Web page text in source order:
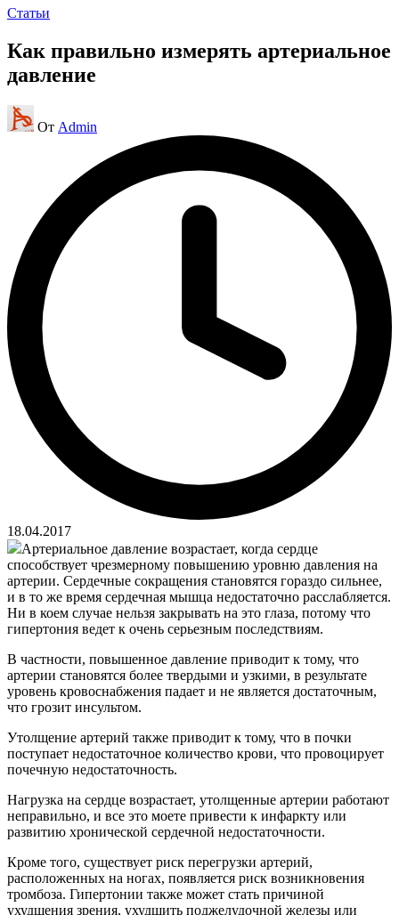
Опубликовано
Статьи
Как правильно измерять артериальное
давление
Запись
от
От Admin
18.04.2017
Артериальное давление возрастает, когда сердце
способствует чрезмерному повышению уровню давления на
артерии. Сердечные сокращения становятся гораздо сильнее,
и в то же время сердечная мышца недостаточно расслабляется.
Ни в коем случае нельзя закрывать на это глаза, потому что
гипертония ведет к очень серьезным последствиям.
В частности, повышенное давление приводит к тому, что
артерии становятся более твердыми и узкими, в результате
уровень кровоснабжения падает и не является достаточным,
что грозит инсультом.
Утолщение артерий также приводит к тому, что в почки
поступает недостаточное количество крови, что провоцирует
почечную недостаточность.
Нагрузка на сердце возрастает, утолщенные артерии работают
неправильно, и все это моете привести к инфаркту или
развитию хронической сердечной недостаточности.
Кроме того, существует риск перегрузки артерий,
расположенных на ногах, появляется риск возникновения
тромбоза. Гипертонии также может стать причиной
ухудшения зрения, ухудшить поджелудочной железы или